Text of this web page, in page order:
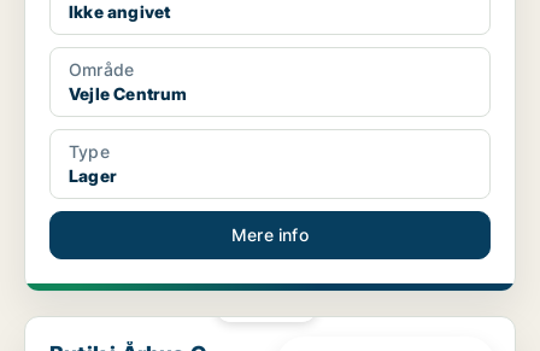
Ikke angivet
Område
Vejle Centrum
Type
Lager
Mere info
Butik i Århus C